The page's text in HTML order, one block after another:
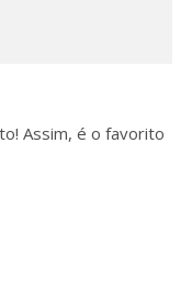
Assim, é o favorito